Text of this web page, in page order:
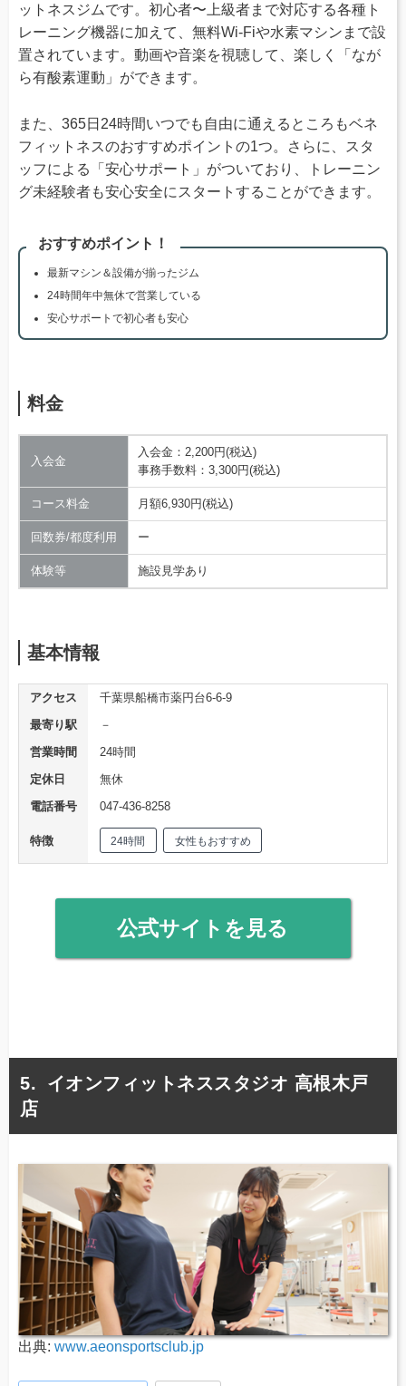
ットネスジムです。初心者〜上級者まで対応する各種ト
レーニング機器に加えて、無料Wi-Fiや水素マシンまで設
置されています。動画や音楽を視聴して、楽しく「なが
ら有酸素運動」ができます。
また、365日24時間いつでも自由に通えるところもベネ
フィットネスのおすすめポイントの1つ。さらに、スタ
ッフによる「安心サポート」がついており、トレーニン
グ未経験者も安心安全にスタートすることができます。
おすすめポイント！
最新マシン＆設備が揃ったジム
24時間年中無休で営業している
安心サポートで初心者も安心
料金
入会金
入会金：2,200円(税込)
事務手数料：3,300円(税込)
コース料金 月額6,930円(税込)
回数券/都度利用 ー
体験等 施設見学あり
基本情報
アクセス
千葉県船橋市薬円台6-6-9
最寄り駅
－
営業時間
24時間
定休日
無休
電話番号
047-436-8258
特徴 24時間 女性もおすすめ
公式サイトを見る
イオンフィットネススタジオ 高根木戸
店
出典: www.aeonsportsclub.jp